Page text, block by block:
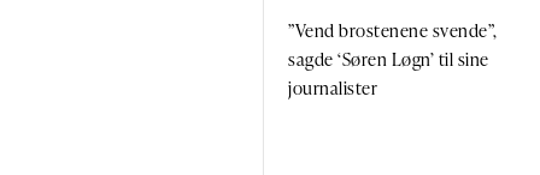
”Vend brostenene svende”,
sagde ‘Søren Løgn’ til sine
journalister